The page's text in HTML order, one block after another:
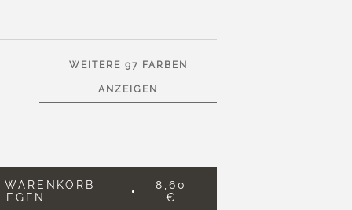
WEITERE 97 FARBEN
ANZEIGEN
WARENKORB
LEGEN
8,60
€